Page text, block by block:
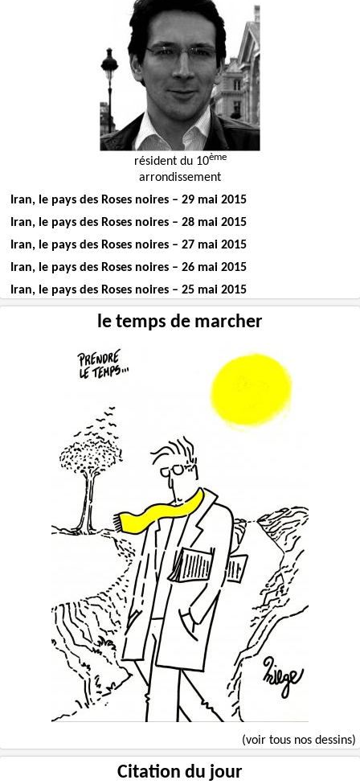
résident du 10ème
arrondissement
Iran, le pays des Roses noires – 29 mai 2015
Iran, le pays des Roses noires – 28 mai 2015
Iran, le pays des Roses noires – 27 mai 2015
Iran, le pays des Roses noires – 26 mai 2015
Iran, le pays des Roses noires – 25 mai 2015
le temps de marcher
(voir tous nos dessins)
Citation du jour